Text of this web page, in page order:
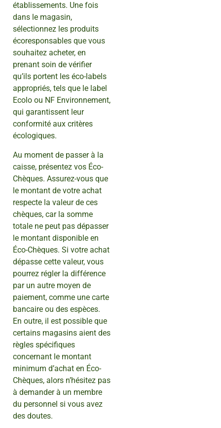
établissements. Une fois
dans le magasin,
sélectionnez les produits
écoresponsables que vous
souhaitez acheter, en
prenant soin de vérifier
qu’ils portent les éco-labels
appropriés, tels que le label
Ecolo ou NF Environnement,
qui garantissent leur
conformité aux critères
écologiques.
Au moment de passer à la
caisse, présentez vos Éco-
Chèques. Assurez-vous que
le montant de votre achat
respecte la valeur de ces
chèques, car la somme
totale ne peut pas dépasser
le montant disponible en
Éco-Chèques. Si votre achat
dépasse cette valeur, vous
pourrez régler la différence
par un autre moyen de
paiement, comme une carte
bancaire ou des espèces.
En outre, il est possible que
certains magasins aient des
règles spécifiques
concernant le montant
minimum d’achat en Éco-
Chèques, alors n’hésitez pas
à demander à un membre
du personnel si vous avez
des doutes.